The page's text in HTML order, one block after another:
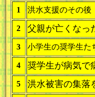
1 洪水支援のその後
2 父親が亡くなっ
3 小学生の奨学生た
4 奨学生が病気で
5 洪水被害の集落